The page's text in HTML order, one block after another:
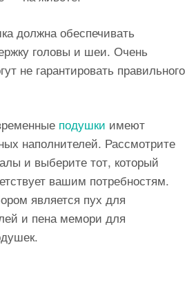
должна обеспечивать
головы и шеи. Очень
не гарантировать правильного
подушки имеют
наполнителей. Рассмотрите
и выберите тот, который
вашим потребностям.
является пух для
и пена мемори для